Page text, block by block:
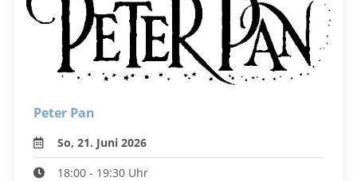
Peter Pan
So, 21. Juni 2026
18:00 - 19:30 Uhr